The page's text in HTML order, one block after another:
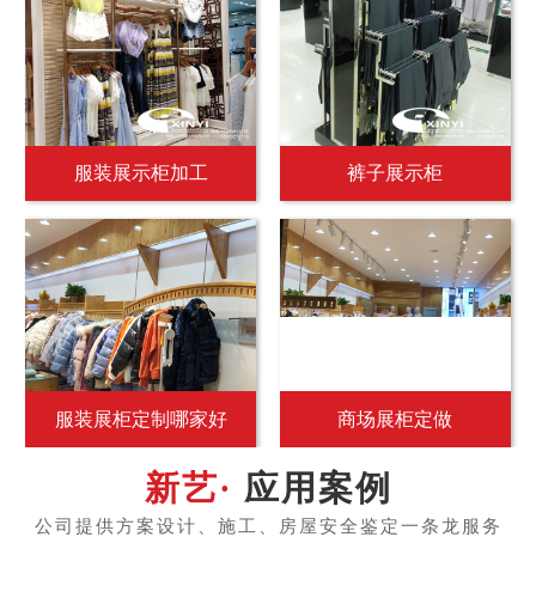
服装展示柜加工 裤子展示柜
服装展柜定制哪家好 商场展柜定做
应用案例